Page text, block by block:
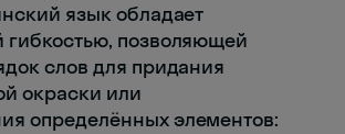
язык обладает
гибкостью, позволяющей
слов для придания
окраски или
определённых элементов: